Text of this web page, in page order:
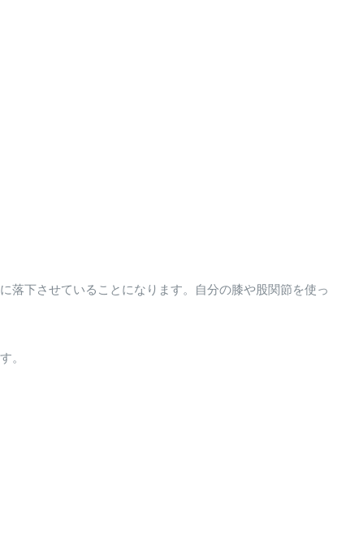
落下させていることになります。自分の膝や股関節を使っ
。